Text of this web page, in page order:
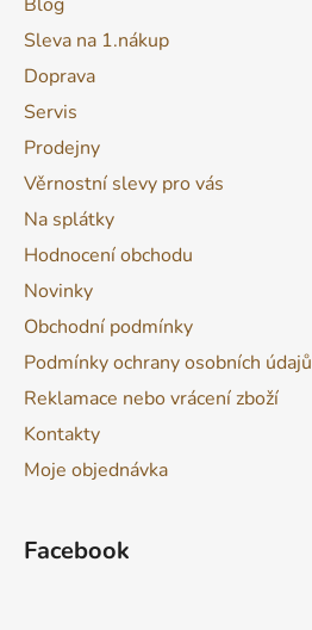
Sleva na 1.nákup
Doprava
Servis
Prodejny
Věrnostní slevy pro vás
Na splátky
Hodnocení obchodu
Novinky
Obchodní podmínky
Podmínky ochrany osobních údajů
Reklamace nebo vrácení zboží
Kontakty
Moje objednávka
Facebook